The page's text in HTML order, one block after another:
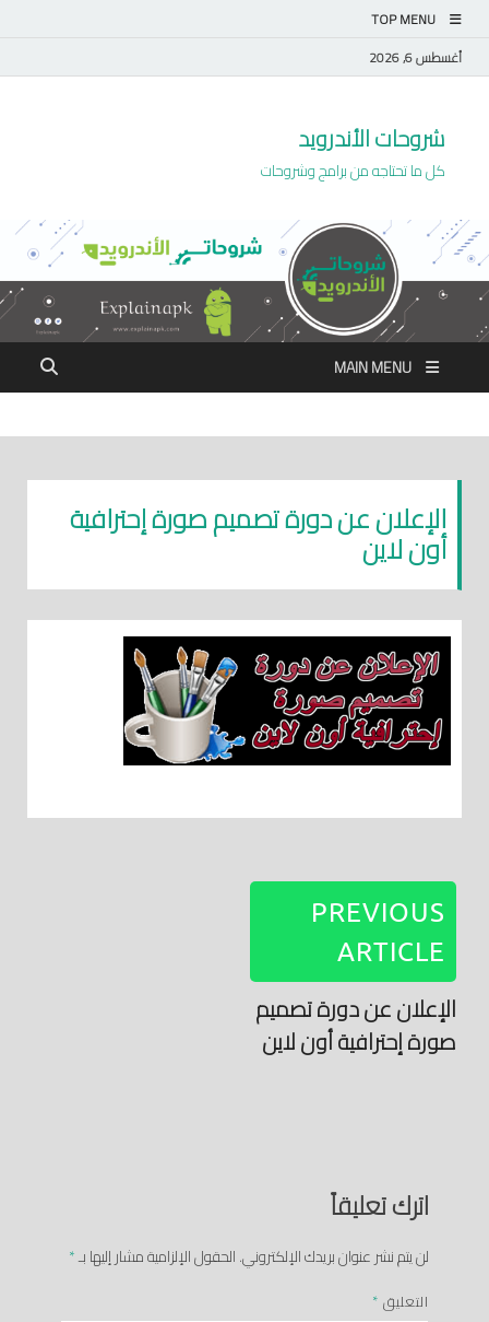
TOP MENU
أغسطس 6, 2026
شروحات الأندرويد
كل ما تحتاجه من برامج وشروحات
MAIN MENU
الإعلان عن دورة تصميم صورة إحترافية
أون لاين
PREVIOUS
ARTICLE
الإعلان عن دورة تصميم
صورة إحترافية أون لاين
اترك تعليقاً
لن يتم نشر عنوان بريدك الإلكتروني.الحقول الإلزامية مشار إليها بـ*
التعليق *